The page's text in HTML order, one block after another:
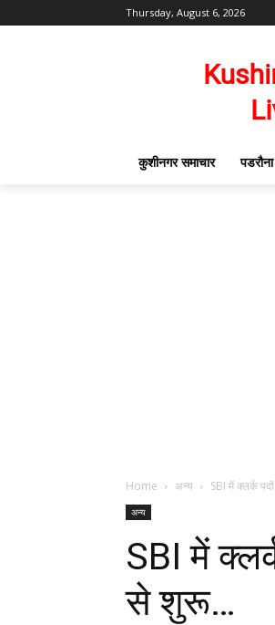
Thursday, August 6, 2026
कुशीनगर समाचार पडरौना
Home अन्य SBI में क्लर्क
अन्य
SBI में
से शुरू…